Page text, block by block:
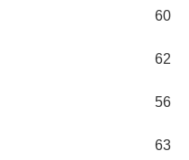
60
62
56
63